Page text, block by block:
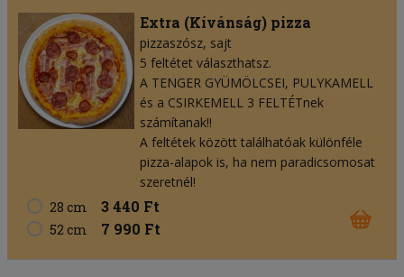
Extra (Kívánság) pizza
pizzaszósz sajt
5 feltétet választhatsz.
A TENGER GYÜMÖLCSEI, PULYKAMELL
és a CSIRKEMELL 3 FELTÉTnek
számítanak!!
A feltétek között találhatóak különféle
pizza-alapok is, ha nem paradicsomosat
szeretnél!
28 cm
3 440 Ft
52 cm 7 990 Ft